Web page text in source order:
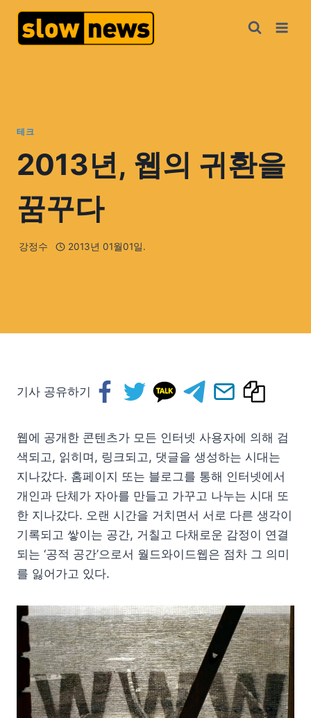
테크
2013년, 웹의 귀환을
꿈꾸다
강정수 2013년 01월01일.
기사 공유하기
웹에 공개한 콘텐츠가 모든 인터넷 사용자에 의해 검
색되고, 읽히며, 링크되고, 댓글을 생성하는 시대는
지나갔다. 홈페이지 또는 블로그를 통해 인터넷에서
개인과 단체가 자아를 만들고 가꾸고 나누는 시대 또
한 지나갔다. 오랜 시간을 거치면서 서로 다른 생각이
기록되고 쌓이는 공간, 거칠고 다채로운 감정이 연결
되는 ‘공적 공간’으로서 월드와이드웹은 점차 그 의미
를 잃어가고 있다.